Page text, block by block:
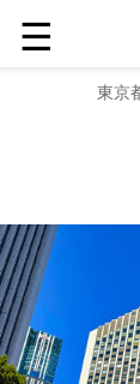
☰
東京